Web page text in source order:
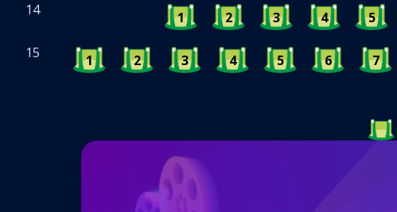
14
1 2 3 4 5
15
1 2 3 4 5 6 7